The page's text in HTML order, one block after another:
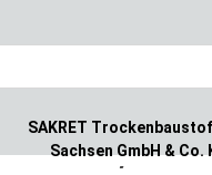
SAKRET
Sachsen GmbH & Co.
TSP, 9